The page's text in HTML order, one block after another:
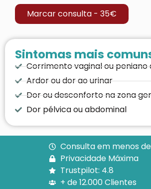
Marcar consulta - 35€
Sintomas mais
Corrimento vaginal ou peniano
Ardor ou dor ao urinar
Dor ou desconforto na zona
Dor pélvica ou abdominal
Consulta em menos
Privacidade Máxima
Trustpilot: 4.8
+ de 12.000 Clientes